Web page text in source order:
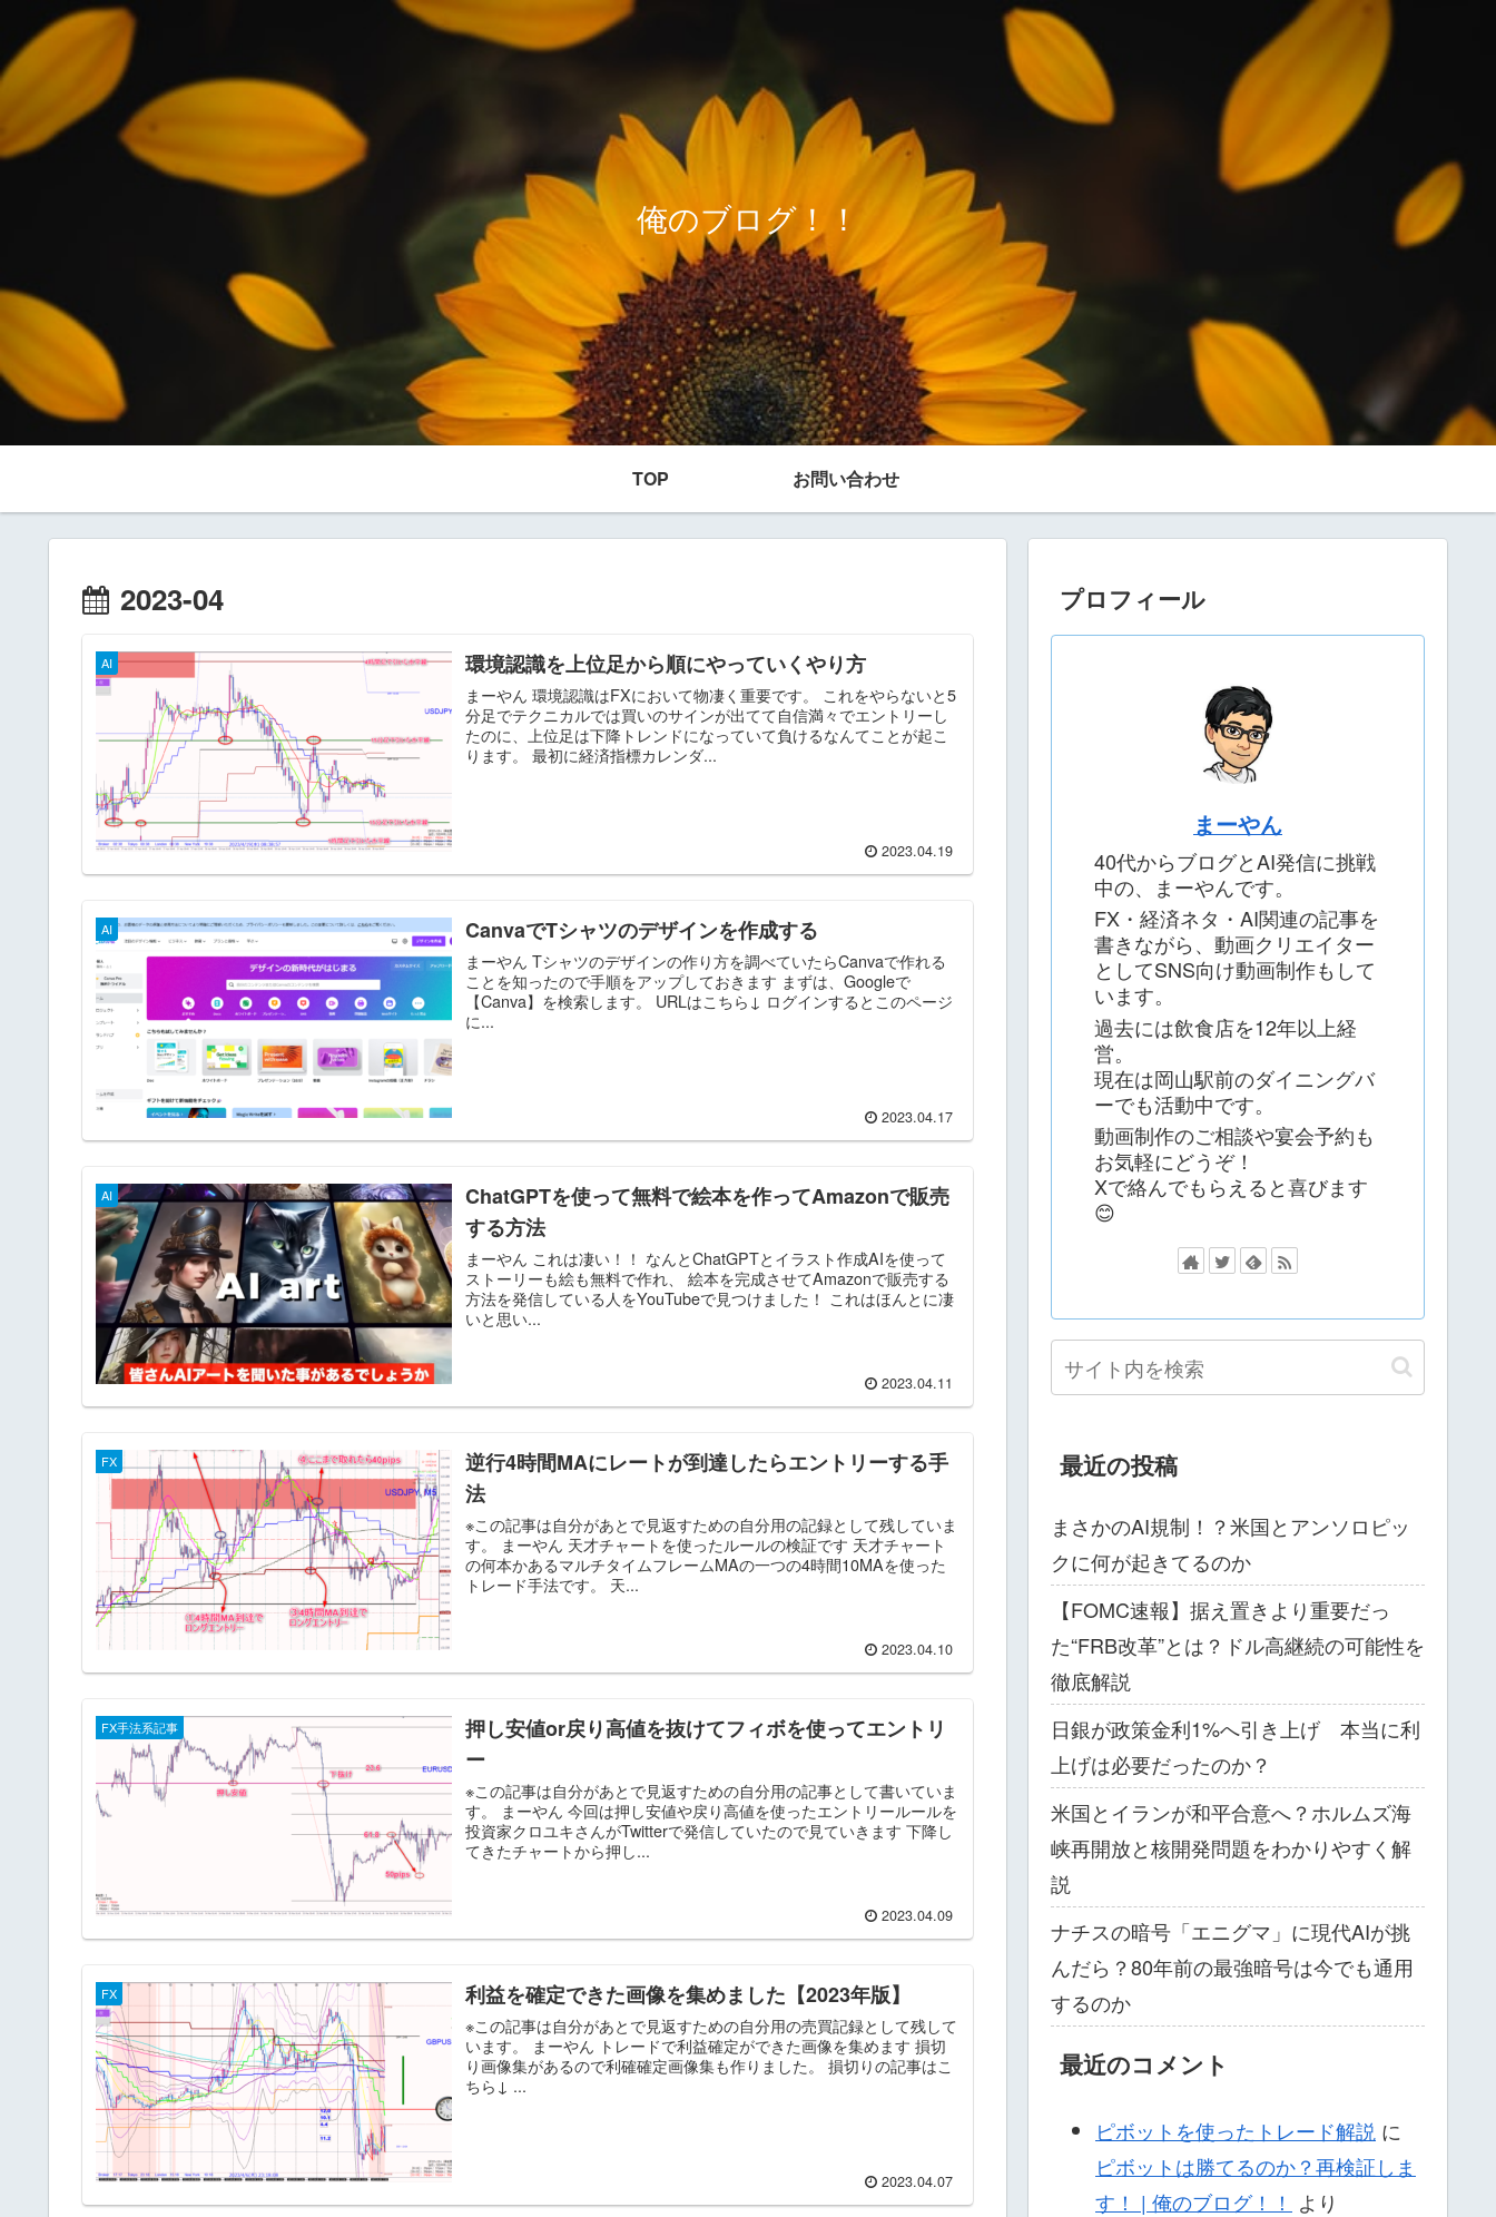
俺のブログ！！
TOP お問い合わせ
2023-04
AI 環境認識を上位足から順にやっていくやり方
まーやん 環境認識はFXにおいて物凄く重要です。 これをやらないと5
分足でテクニカルでは買いのサインが出てて自信満々でエントリーし
たのに、上位足は下降トレンドになっていて負けるなんてことが起こ
ります。 最初に経済指標カレンダ...
2023.04.19
AI CanvaでTシャツのデザインを作成する
まーやん Tシャツのデザインの作り方を調べていたらCanvaで作れる
ことを知ったので手順をアップしておきます まずは、Googleで
【Canva】を検索します。 URLはこちら↓ ログインするとこのページ
に...
2023.04.17
AI
ChatGPTを使って無料で絵本を作ってAmazonで販売
する方法
まーやん これは凄い！！ なんとChatGPTとイラスト作成AIを使って
ストーリーも絵も無料で作れ、 絵本を完成させてAmazonで販売する
方法を発信している人をYouTubeで見つけました！ これはほんとに凄
いと思い...
2023.04.11
FX
逆行4時間MAにレートが到達したらエントリーする手
法
※この記事は自分があとで見返すための自分用の記録として残していま
す。 まーやん 天才チャートを使ったルールの検証です 天才チャート
の何本かあるマルチタイムフレームMAの一つの4時間10MAを使った
トレード手法です。 天...
2023.04.10
FX手法系記事
押し安値or戻り高値を抜けてフィボを使ってエントリ
ー
※この記事は自分があとで見返すための自分用の記事として書いていま
す。 まーやん 今回は押し安値や戻り高値を使ったエントリールールを
投資家クロユキさんがTwitterで発信していたので見ていきます 下降し
てきたチャートから押し...
2023.04.09
FX 利益を確定できた画像を集めました【2023年版】
※この記事は自分があとで見返すための自分用の売買記録として残して
います。 まーやん トレードで利益確定ができた画像を集めます 損切
り画像集があるので利確確定画像集も作りました。 損切りの記事はこ
ちら↓ ...
2023.04.07
プロフィール
まーやん
40代からブログとAI発信に挑戦
中の、まーやんです。
FX・経済ネタ・AI関連の記事を
書きながら、動画クリエイター
としてSNS向け動画制作もして
います。
過去には飲食店を12年以上経
営。
現在は岡山駅前のダイニングバ
ーでも活動中です。
動画制作のご相談や宴会予約も
お気軽にどうぞ！
Xで絡んでもらえると喜びます
😊
最近の投稿
まさかのAI規制！？米国とアンソロピッ
クに何が起きてるのか
【FOMC速報】据え置きより重要だっ
た“FRB改革”とは？ドル高継続の可能性を
徹底解説
日銀が政策金利1%へ引き上げ 本当に利
上げは必要だったのか？
米国とイランが和平合意へ？ホルムズ海
峡再開放と核開発問題をわかりやすく解
説
ナチスの暗号「エニグマ」に現代AIが挑
んだら？80年前の最強暗号は今でも通用
するのか
最近のコメント
ピボットを使ったトレード解説 に
ピボットは勝てるのか？再検証しま
す！ | 俺のブログ！！ より